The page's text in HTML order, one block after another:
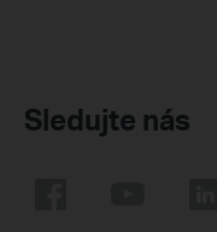
Sledujte nás